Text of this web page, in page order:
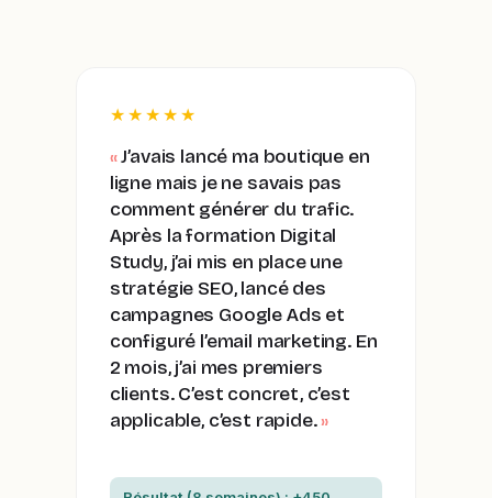
★★★★★
J’avais lancé ma boutique en
ligne mais je ne savais pas
comment générer du trafic.
Après la formation Digital
Study, j’ai mis en place une
stratégie SEO, lancé des
campagnes Google Ads et
configuré l’email marketing. En
2 mois, j’ai mes premiers
clients. C’est concret, c’est
applicable, c’est rapide.